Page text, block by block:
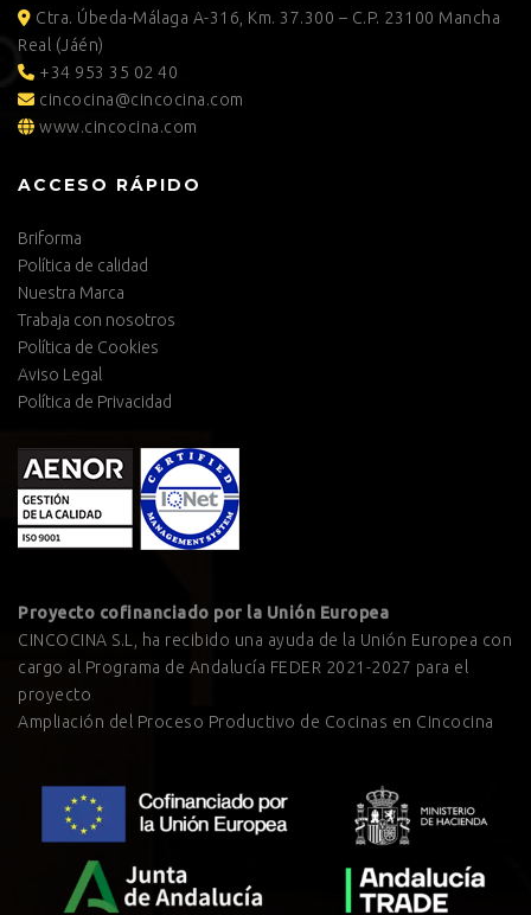
Ctra. Úbeda-Málaga A-316, Km. 37.300 – C.P. 23100 Mancha
Real (Jáén)
+34 953 35 02 40
cincocina@cincocina.com
www.cincocina.com
ACCESO RÁPIDO
Briforma
Política de calidad
Nuestra Marca
Trabaja con nosotros
Política de Cookies
Aviso Legal
Política de Privacidad
Proyecto cofinanciado por la Unión Europea
CINCOCINA S.L, ha recibido una ayuda de la Unión Europea con
cargo al Programa de Andalucía FEDER 2021-2027 para el
proyecto
Ampliación del Proceso Productivo de Cocinas en Cincocina